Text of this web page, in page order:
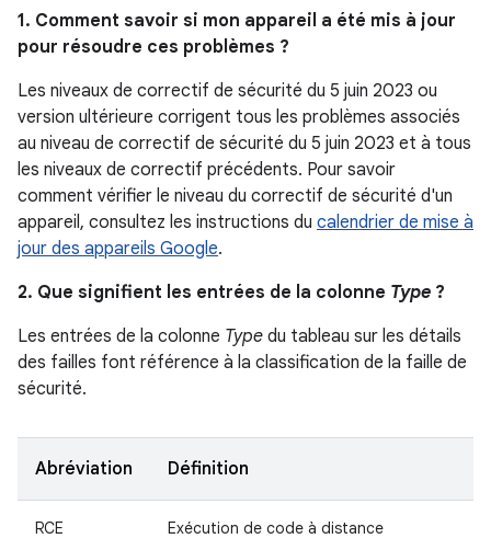
1. Comment savoir si mon appareil a été mis à jour
pour résoudre ces problèmes ?
Les niveaux de correctif de sécurité du 5 juin 2023 ou
version ultérieure corrigent tous les problèmes associés
au niveau de correctif de sécurité du 5 juin 2023 et à tous
les niveaux de correctif précédents. Pour savoir
comment vérifier le niveau du correctif de sécurité d'un
appareil, consultez les instructions du calendrier de mise à
jour des appareils Google.
2. Que signifient les entrées de la colonne Type ?
Les entrées de la colonne Type du tableau sur les détails
des failles font référence à la classification de la faille de
sécurité.
Abréviation Définition
RCE Exécution de code à distance